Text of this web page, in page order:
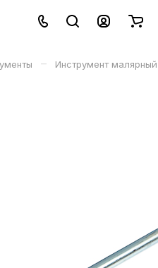
– Инструмент